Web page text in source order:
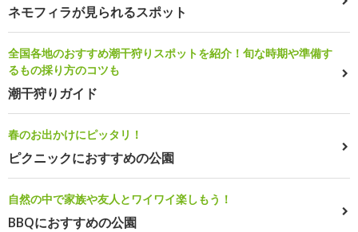
ネモフィラが見られるスポット
全国各地のおすすめ潮干狩りスポットを紹介！旬な時期や準備す
るもの採り方のコツも
潮干狩りガイド
春のお出かけにピッタリ！
ピクニックにおすすめの公園
自然の中で家族や友人とワイワイ楽しもう！
BBQにおすすめの公園